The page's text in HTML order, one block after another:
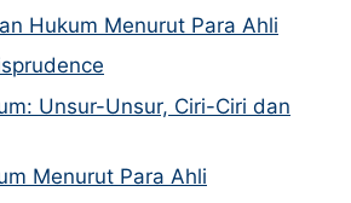
Hukum Menurut Para Ahli
Unsur-Unsur, Ciri-Ciri dan
Menurut Para Ahli